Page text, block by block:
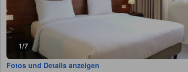
1/7
Fotos und Details anzeigen